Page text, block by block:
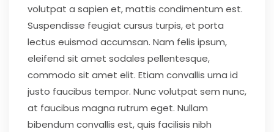
volutpat a sapien et, mattis condimentum est.
Suspendisse feugiat cursus turpis, et porta
lectus euismod accumsan. Nam felis ipsum,
eleifend sit amet sodales pellentesque,
commodo sit amet elit. Etiam convallis urna id
justo faucibus tempor. Nunc volutpat sem nunc,
at faucibus magna rutrum eget. Nullam
bibendum convallis est, quis facilisis nibh